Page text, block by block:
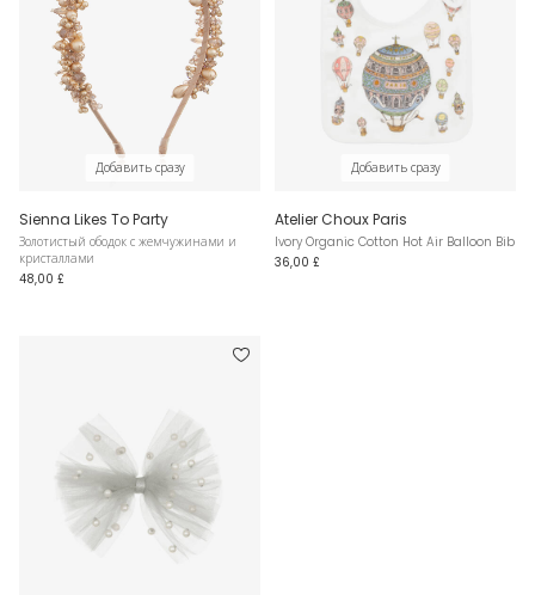
Добавить сразу
Sienna Likes To Party
Золотистый ободок с жемчужинами и
кристаллами
48,00 £
Добавить сразу
Atelier Choux Paris
Ivory Organic Cotton Hot Air Balloon Bib
36,00 £